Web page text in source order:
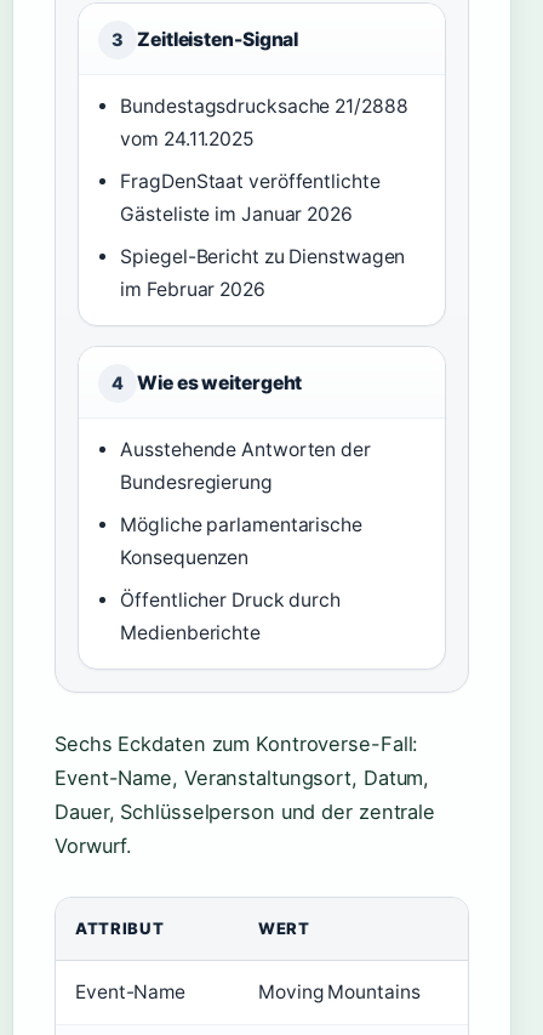
3 Zeitleisten-Signal
Bundestagsdrucksache 21/2888
vom 24.11.2025
FragDenStaat veröffentlichte
Gästeliste im Januar 2026
Spiegel-Bericht zu Dienstwagen
im Februar 2026
4 Wie es weitergeht
Ausstehende Antworten der
Bundesregierung
Mögliche parlamentarische
Konsequenzen
Öffentlicher Druck durch
Medienberichte
Sechs Eckdaten zum Kontroverse-Fall:
Event-Name, Veranstaltungsort, Datum,
Dauer, Schlüsselperson und der zentrale
Vorwurf.
ATTRIBUT WERT
Event-Name Moving Mountains